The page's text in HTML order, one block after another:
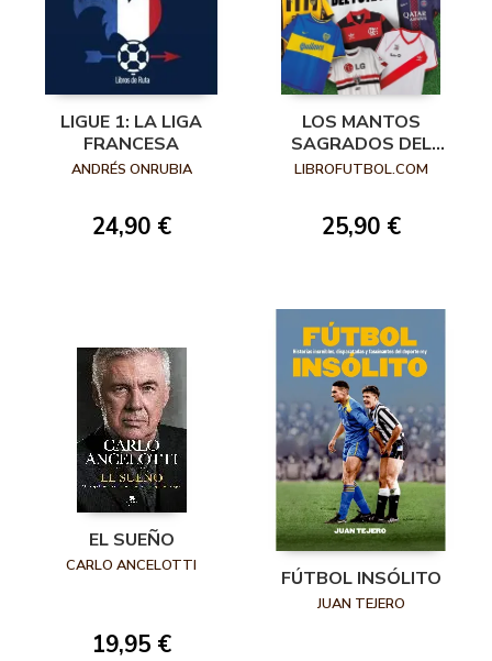
LIGUE 1: LA LIGA
FRANCESA
ANDRÉS ONRUBIA
24,90 €
LOS MANTOS
SAGRADOS DEL
FÚTBOL
LIBROFUTBOL.COM
25,90 €
EL SUEÑO
CARLO ANCELOTTI
19,95 €
FÚTBOL INSÓLITO
JUAN TEJERO